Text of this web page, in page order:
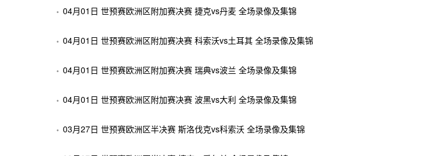
04月01日 世预赛欧洲区附加赛决赛 捷克vs丹麦 全场录像及集锦
04月01日 世预赛欧洲区附加赛决赛 科索沃vs土耳其 全场录像及集锦
04月01日 世预赛欧洲区附加赛决赛 瑞典vs波兰 全场录像及集锦
04月01日 世预赛欧洲区附加赛决赛 波黑vs大利 全场录像及集锦
03月27日 世预赛欧洲区半决赛 斯洛伐克vs科索沃 全场录像及集锦